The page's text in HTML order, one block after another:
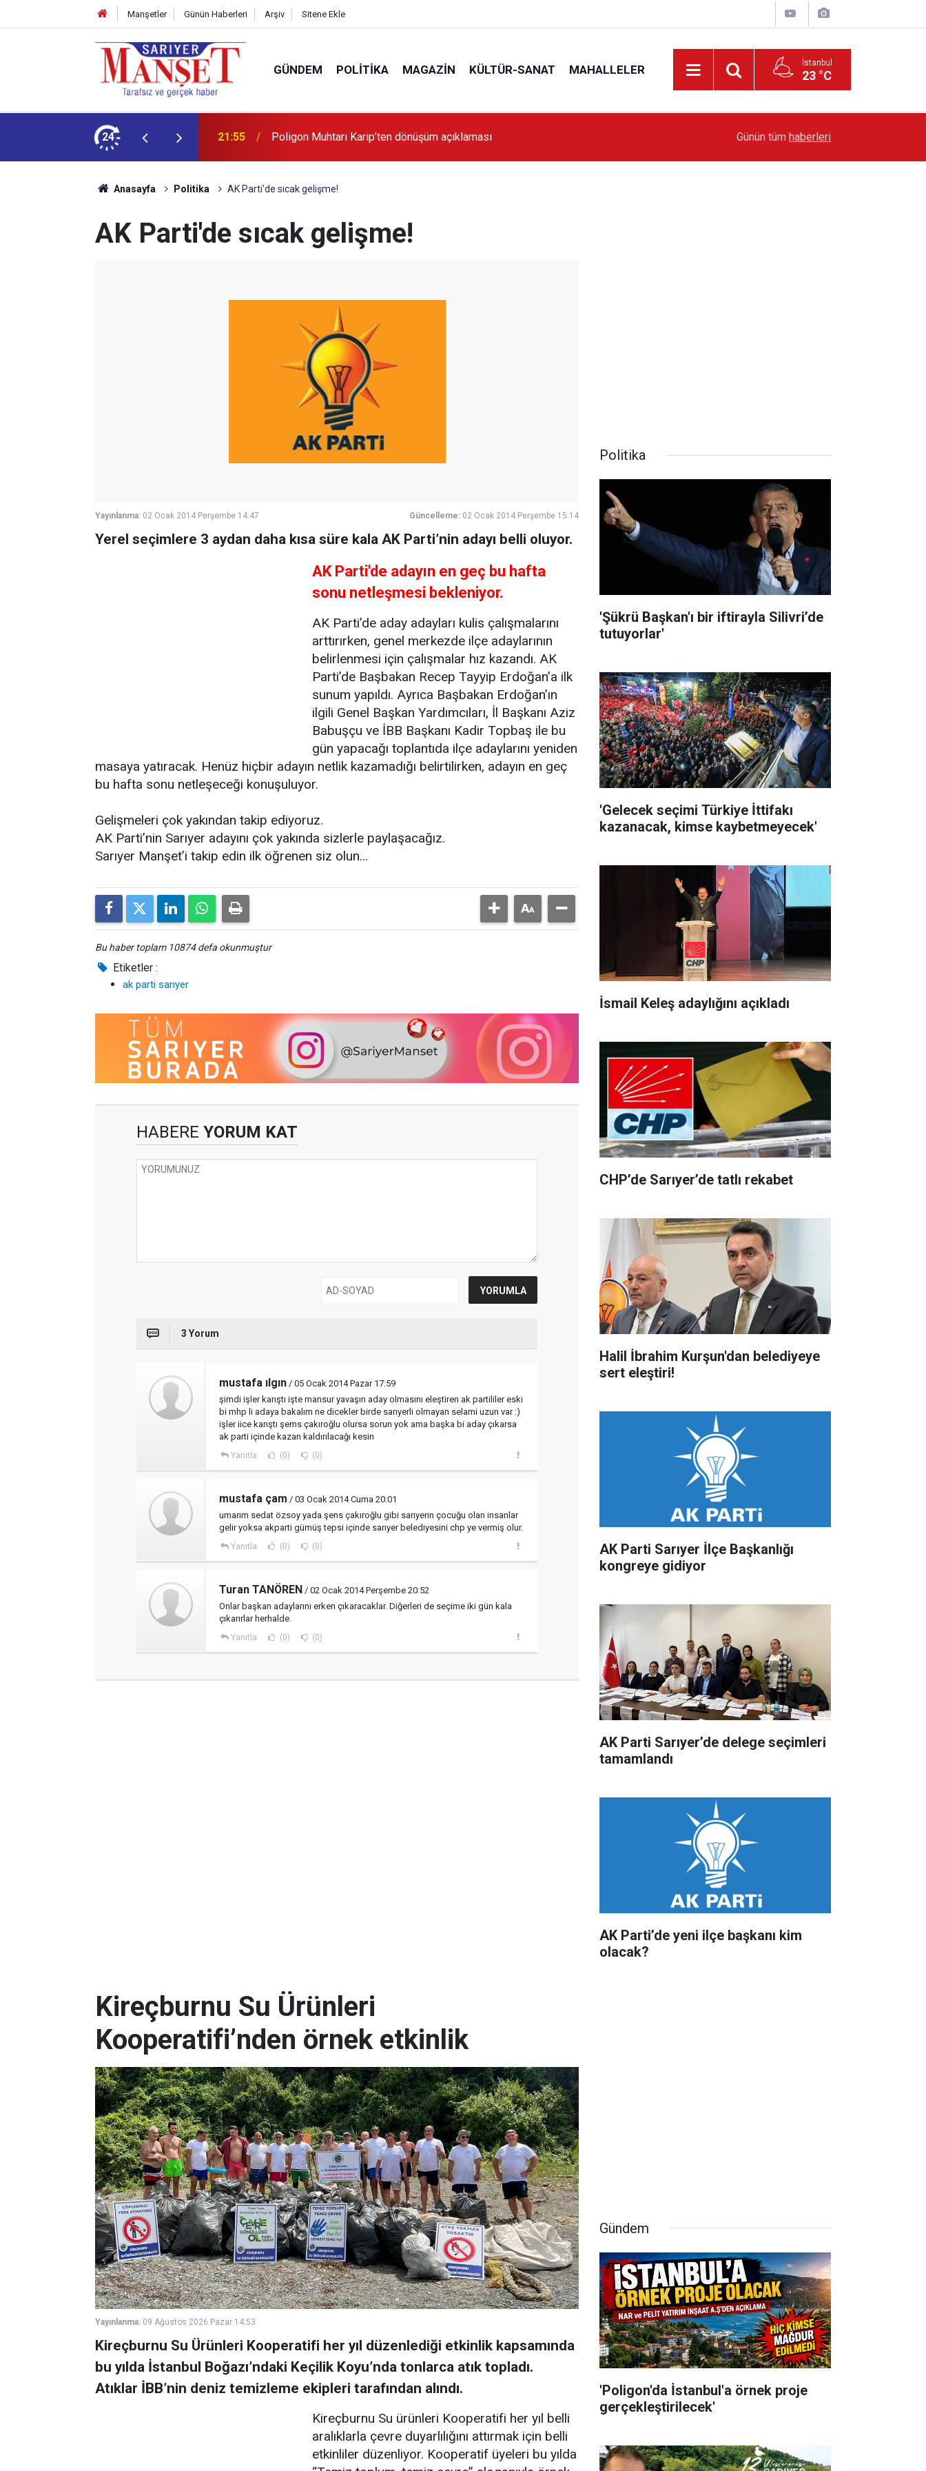
Manşetler Günün Haberleri Arşiv Sitene Ekle
GÜNDEM POLITIKA MAGAZIN KÜLTÜR-SANAT MAHALLELER İstanbul
23 °C
24
örnek etkinlik 21:55 Poligon Muhtarı Karip’ten dönüşüm açıklaması 'Poligon'da İstanbul'a örnek proje
Günün tüm haberleri
Anasayfa Politika AK Parti'de sıcak gelişme!
AK Parti'de sıcak gelişme!
Yayınlanma: 02 Ocak 2014 Perşembe 14:47 Güncelleme: 02 Ocak 2014 Perşembe 15:14
Yerel seçimlere 3 aydan daha kısa süre kala AK Parti’nin adayı belli oluyor.
AK Parti'de adayın en geç bu hafta
sonu netleşmesi bekleniyor.
AK Parti’de aday adayları kulis çalışmalarını
arttırırken, genel merkezde ilçe adaylarının
belirlenmesi için çalışmalar hız kazandı. AK
Parti’de Başbakan Recep Tayyip Erdoğan’a ilk
sunum yapıldı. Ayrıca Başbakan Erdoğan’ın
ilgili Genel Başkan Yardımcıları, İl Başkanı Aziz
Babuşçu ve İBB Başkanı Kadir Topbaş ile bu
gün yapacağı toplantıda ilçe adaylarını yeniden
masaya yatıracak. Henüz hiçbir adayın netlik kazamadığı belirtilirken, adayın en geç
bu hafta sonu netleşeceği konuşuluyor.
Gelişmeleri çok yakından takip ediyoruz.
AK Parti’nin Sarıyer adayını çok yakında sizlerle paylaşacağız.
Sarıyer Manşet’i takip edin ilk öğrenen siz olun…
Bu haber toplam 10874 defa okunmuştur
Etiketler :
ak parti sarıyer
HABERE YORUM KAT
3 Yorum
mustafa ılgın / 05 Ocak 2014 Pazar 17:59
şimdi işler karıştı işte mansur yavaşın aday olmasını eleştiren ak partililer eski
bi mhp li adaya bakalım ne dicekler birde sarıyerli olmayan selami uzun var :)
işler iice karıştı şems çakıroğlu olursa sorun yok ama başka bi aday çıkarsa
ak parti içinde kazan kaldırılacağı kesin
Yanıtla (0) (0)
mustafa çam / 03 Ocak 2014 Cuma 20:01
umarım sedat özsoy yada şens çakıroğlu gibi sarıyerin çocuğu olan insanlar
gelir yoksa akparti gümüş tepsi içinde sarıyer belediyesini chp ye vermiş olur.
Yanıtla (0) (0)
Turan TANÖREN / 02 Ocak 2014 Perşembe 20:52
Onlar başkan adaylarını erken çıkaracaklar. Diğerleri de seçime iki gün kala
çıkarırlar herhalde.
Yanıtla (0) (0)
Politika
'Şükrü Başkan'ı bir iftirayla Silivri’de
tutuyorlar'
'Gelecek seçimi Türkiye İttifakı
kazanacak, kimse kaybetmeyecek'
İsmail Keleş adaylığını açıkladı
CHP’de Sarıyer’de tatlı rekabet
Halil İbrahim Kurşun'dan belediyeye
sert eleştiri!
AK Parti Sarıyer İlçe Başkanlığı
kongreye gidiyor
AK Parti Sarıyer’de delege seçimleri
tamamlandı
AK Parti’de yeni ilçe başkanı kim
olacak?
Kireçburnu Su Ürünleri
Kooperatifi’nden örnek etkinlik
Yayınlanma: 09 Ağustos 2026 Pazar 14:53
Kireçburnu Su Ürünleri Kooperatifi her yıl düzenlediği etkinlik kapsamında
bu yılda İstanbul Boğazı’ndaki Keçilik Koyu’nda tonlarca atık topladı.
Atıklar İBB’nin deniz temizleme ekipleri tarafından alındı.
Kireçburnu Su ürünleri Kooperatifi her yıl belli
aralıklarla çevre duyarlılığını attırmak için belli
etkinliler düzenliyor. Kooperatif üyeleri bu yılda
Gündem
'Poligon'da İstanbul'a örnek proje
gerçekleştirilecek'